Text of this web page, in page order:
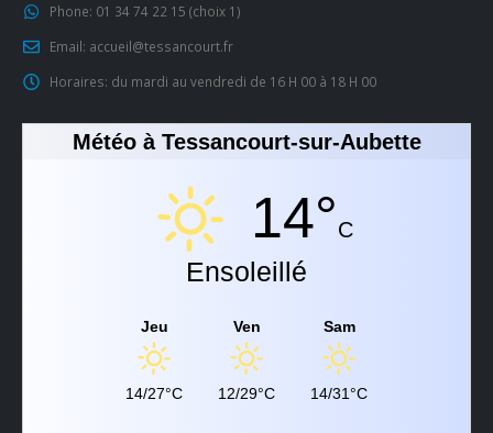
Phone: 01 34 74 22 15 (choix 1)
Email: accueil@tessancourt.fr
Horaires: du mardi au vendredi de 16 H 00 à 18 H 00
Météo à Tessancourt-sur-Aubette
14°C
Ensoleillé
Jeu
14/27°C
Ven
12/29°C
Sam
14/31°C